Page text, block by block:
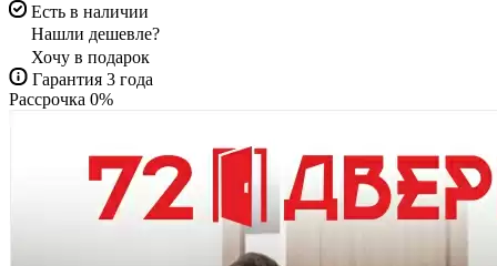
Есть в наличии
Нашли дешевле?
Хочу в подарок
Гарантия 3 года
Рассрочка 0%